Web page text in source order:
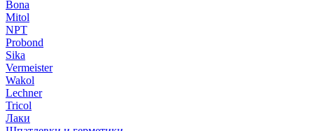
Bona
Mitol
NPT
Probond
Sika
Vermeister
Wakol
Lechner
Tricol
Лаки